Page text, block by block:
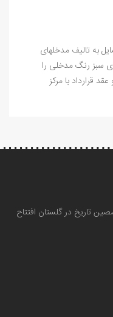
به تالیف مدخلهای
سبز رنگ مدخلی را
قرارداد با مرکز
تاریخ در گلستان افتتاح